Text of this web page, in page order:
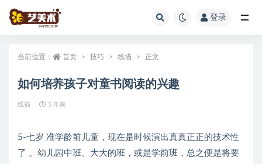
登录
当前位置： 首页 技巧 线描 正文
如何培养孩子对童书阅读的兴趣
线描 5 年前
5-七岁 准学龄前儿童，现在是时候演出真真正正的技术性
了 。幼儿园中班、大大的班，或是学前班，总之便是将要